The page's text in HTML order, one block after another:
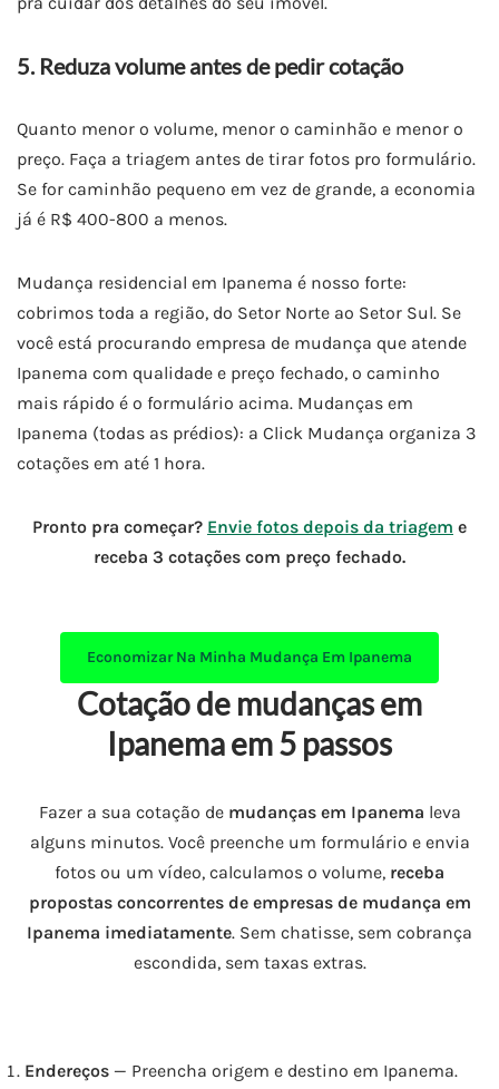
5. Reduza volume antes de pedir cotação
Quanto menor o volume, menor o caminhão e menor o
preço. Faça a triagem antes de tirar fotos pro formulário.
Se for caminhão pequeno em vez de grande, a economia
já é R$ 400-800 a menos.
Mudança residencial em Ipanema é nosso forte:
cobrimos toda a região, do Setor Norte ao Setor Sul. Se
você está procurando empresa de mudança que atende
Ipanema com qualidade e preço fechado, o caminho
mais rápido é o formulário acima. Mudanças em
Ipanema (todas as prédios): a Click Mudança organiza 3
cotações em até 1 hora.
Pronto pra começar? Envie fotos depois da triagem e
receba 3 cotações com preço fechado.
Economizar Na Minha Mudança Em Ipanema
Cotação de mudanças em
Ipanema em 5 passos
Fazer a sua cotação de mudanças em Ipanema leva
alguns minutos. Você preenche um formulário e envia
fotos ou um vídeo, calculamos o volume, receba
propostas concorrentes de empresas de mudança em
Ipanema imediatamente. Sem chatisse, sem cobrança
escondida, sem taxas extras.
Endereços — Preencha origem e destino em Ipanema.